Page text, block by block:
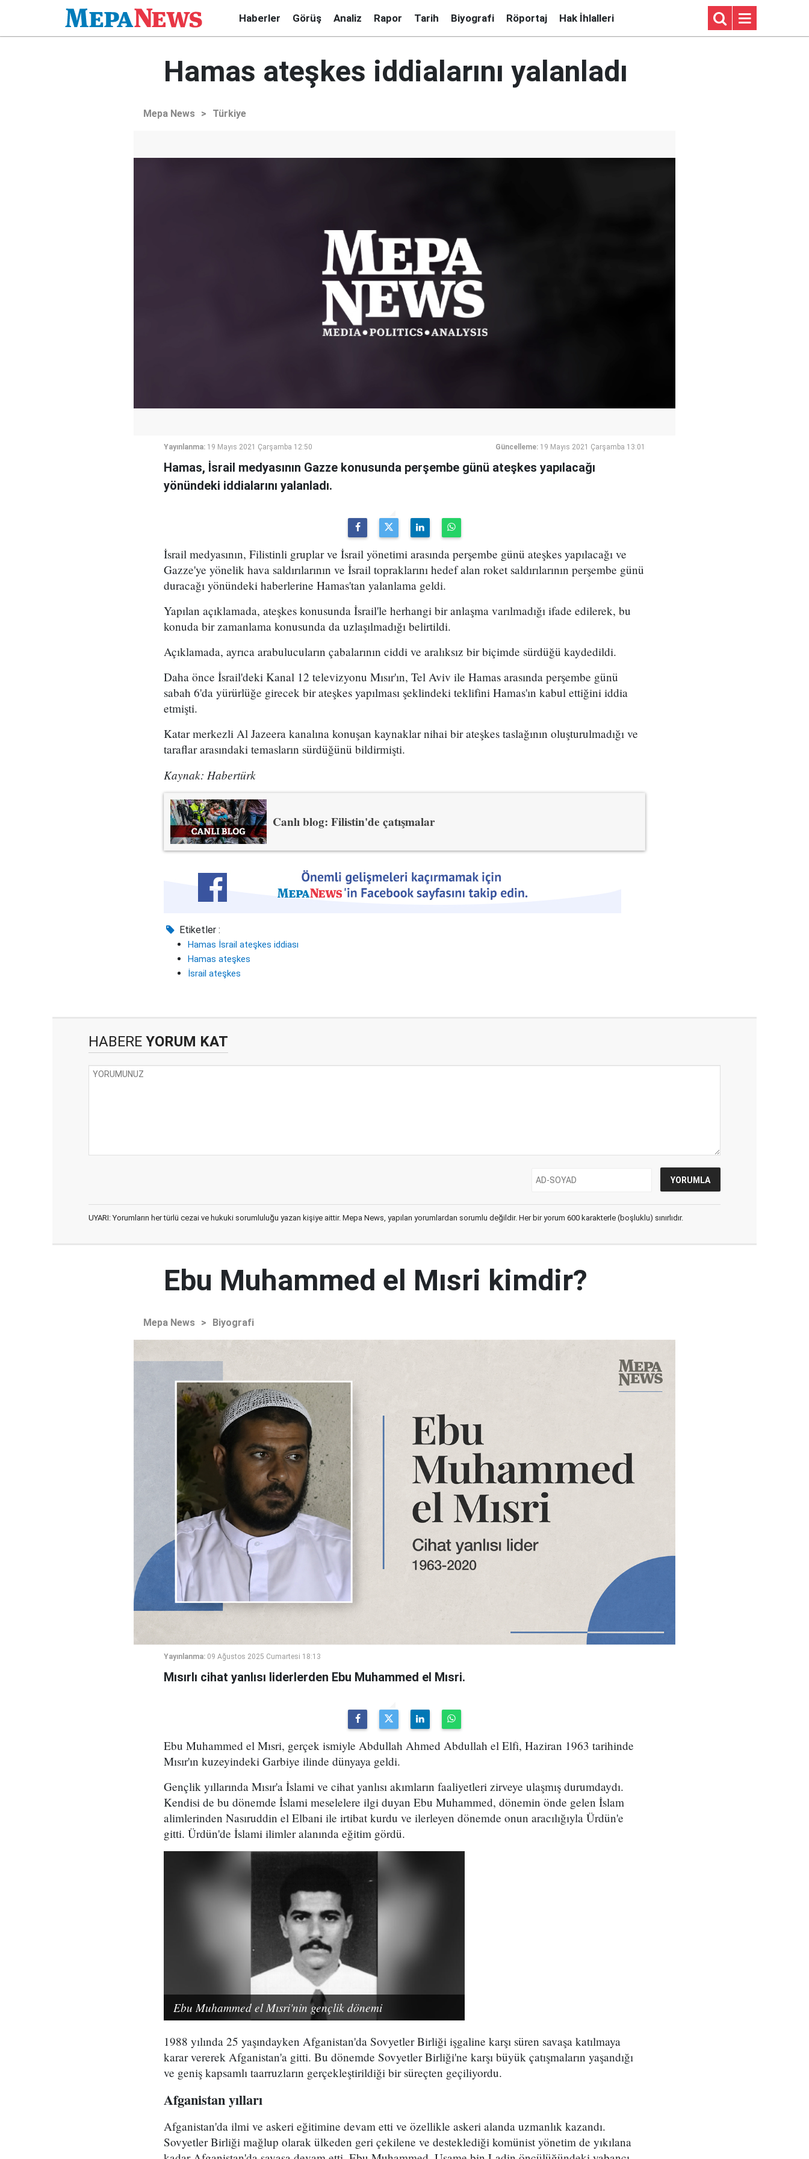
Haberler Görüş Analiz Rapor Tarih Biyografi Röportaj Hak İhlalleri
Hamas ateşkes iddialarını yalanladı
Mepa News > Türkiye
Yayınlanma: 19 Mayıs 2021 Çarşamba 12:50 Güncelleme: 19 Mayıs 2021 Çarşamba 13:01
Hamas, İsrail medyasının Gazze konusunda perşembe günü ateşkes yapılacağı
yönündeki iddialarını yalanladı.
İsrail medyasının, Filistinli gruplar ve İsrail yönetimi arasında perşembe günü ateşkes yapılacağı ve
Gazze'ye yönelik hava saldırılarının ve İsrail topraklarını hedef alan roket saldırılarının perşembe günü
duracağı yönündeki haberlerine Hamas'tan yalanlama geldi.
Yapılan açıklamada, ateşkes konusunda İsrail'le herhangi bir anlaşma varılmadığı ifade edilerek, bu
konuda bir zamanlama konusunda da uzlaşılmadığı belirtildi.
Açıklamada, ayrıca arabulucuların çabalarının ciddi ve aralıksız bir biçimde sürdüğü kaydedildi.
Daha önce İsrail'deki Kanal 12 televizyonu Mısır'ın, Tel Aviv ile Hamas arasında perşembe günü
sabah 6'da yürürlüğe girecek bir ateşkes yapılması şeklindeki teklifini Hamas'ın kabul ettiğini iddia
etmişti.
Katar merkezli Al Jazeera kanalına konuşan kaynaklar nihai bir ateşkes taslağının oluşturulmadığı ve
taraflar arasındaki temasların sürdüğünü bildirmişti.
Kaynak: Habertürk
Canlı blog: Filistin'de çatışmalar
Etiketler :
Hamas İsrail ateşkes iddiası
Hamas ateşkes
İsrail ateşkes
HABERE YORUM KAT
UYARI: Yorumların her türlü cezai ve hukuki sorumluluğu yazan kişiye aittir. Mepa News, yapılan yorumlardan sorumlu değildir. Her bir yorum 600 karakterle (boşluklu) sınırlıdır.
Ebu Muhammed el Mısri kimdir?
Mepa News > Biyografi
Yayınlanma: 09 Ağustos 2025 Cumartesi 18:13
Mısırlı cihat yanlısı liderlerden Ebu Muhammed el Mısri.
Ebu Muhammed el Mısri, gerçek ismiyle Abdullah Ahmed Abdullah el Elfi, Haziran 1963 tarihinde
Mısır'ın kuzeyindeki Garbiye ilinde dünyaya geldi.
Gençlik yıllarında Mısır'a İslami ve cihat yanlısı akımların faaliyetleri zirveye ulaşmış durumdaydı.
Kendisi de bu dönemde İslami meselelere ilgi duyan Ebu Muhammed, dönemin önde gelen İslam
alimlerinden Nasıruddin el Elbani ile irtibat kurdu ve ilerleyen dönemde onun aracılığıyla Ürdün'e
gitti. Ürdün'de İslami ilimler alanında eğitim gördü.
Ebu Muhammed el Mısri'nin gençlik dönemi
1988 yılında 25 yaşındayken Afganistan'da Sovyetler Birliği işgaline karşı süren savaşa katılmaya
karar vererek Afganistan'a gitti. Bu dönemde Sovyetler Birliği'ne karşı büyük çatışmaların yaşandığı
ve geniş kapsamlı taarruzların gerçekleştirildiği bir süreçten geçiliyordu.
Afganistan yılları
Afganistan'da ilmi ve askeri eğitimine devam etti ve özellikle askeri alanda uzmanlık kazandı.
Sovyetler Birliği mağlup olarak ülkeden geri çekilene ve desteklediği komünist yönetim de yıkılana